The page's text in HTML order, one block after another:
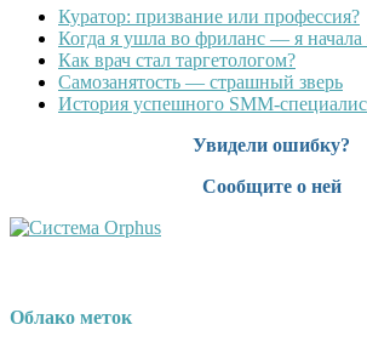
Куратор: призвание или профессия?
Когда я ушла во фриланс — я
Как врач стал таргетологом?
Cамозанятость — страшный зверь
История успешного SMM-
Увидели ошибку?
Сообщите о ней
Облако меток